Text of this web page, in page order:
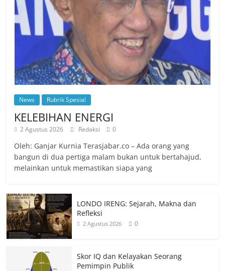
News Rubrik Spesial
KELEBIHAN ENERGI
2 Agustus 2026 Redaksi 0
Oleh: Ganjar Kurnia Terasjabar.co – Ada orang yang
bangun di dua pertiga malam bukan untuk bertahajud,
melainkan untuk memastikan siapa yang
LONDO IRENG: Sejarah, Makna dan
Refleksi
2 Agustus 2026 0
Skor IQ dan Kelayakan Seorang
Pemimpin Publik